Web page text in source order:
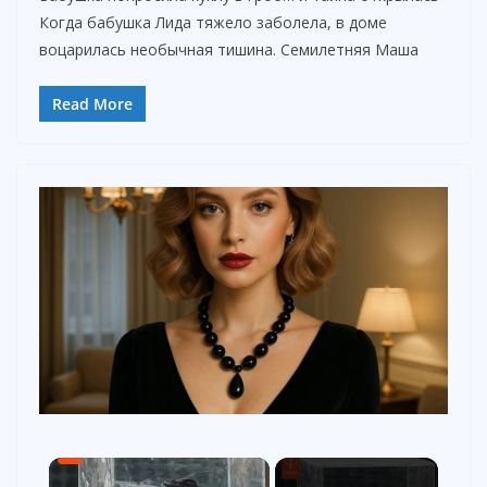
Когда бабушка Лида тяжело заболела, в доме
воцарилась необычная тишина. Семилетняя Маша
Read More
×